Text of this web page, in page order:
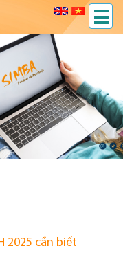
2025 cần biết